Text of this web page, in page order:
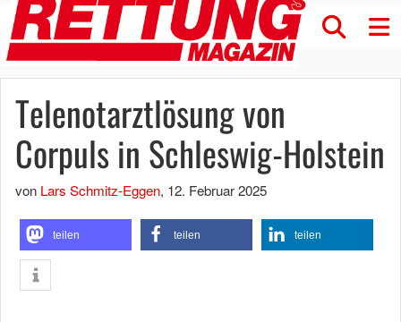
Telenotarztlösung von
Corpuls in Schleswig-Holstein
von Lars Schmitz-Eggen, 12. Februar 2025
teilen teilen teilen